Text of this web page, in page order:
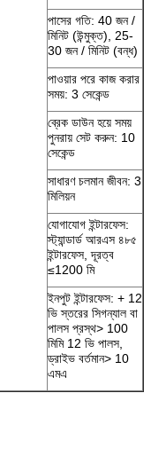
পাসের গতি: 40 জন /
মিনিট (উন্মুক্ত), 25-
30 জন / মিনিট (বন্ধ)
পাওয়ার পরে কাজ করার
সময়: 3 সেকেন্ড
ব্রেক ডাউন হয়ে সময়
পুনরায় সেট করুন: 10
সেকেন্ড
সাধারণ চলমান জীবন: 3
মিলিয়ন
যোগাযোগ ইন্টারফেস:
স্ট্যান্ডার্ড আরএস ৪৮৫
ইন্টারফেস, দূরত্ব
≤1200 মি
ইনপুট ইন্টারফেস: + 12
ভি স্তরের সিগন্যাল বা
পালস প্রস্থ> 100
মিমি 12 ভি পালস,
ড্রাইভ বর্তমান> 10
এমএ